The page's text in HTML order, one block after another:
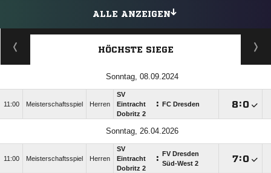
ALLE ANZEIGEN
HÖCHSTE SIEGE
Sonntag, 08.09.2024
11:00 Meisterschaftsspiel Herren
SV
Eintracht
Dobritz 2
: FC Dresden :
Sonntag, 26.04.2026
11:00 Meisterschaftsspiel Herren
SV
Eintracht
Dobritz 2
:
FV Dresden
Süd-West 2
: